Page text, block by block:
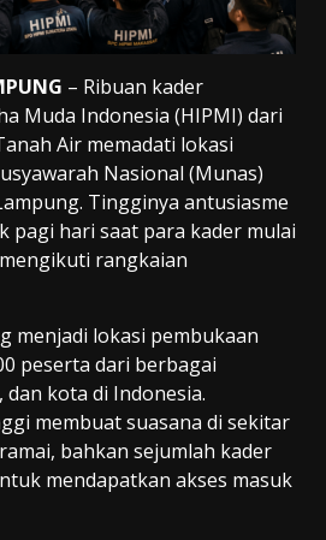
– Ribuan kader
Muda Indonesia (HIPMI) dari
Air memadati lokasi
Nasional (Munas)
Tingginya antusiasme
pagi hari saat para kader mulai
rangkaian
menjadi lokasi pembukaan
peserta dari berbagai
kota di Indonesia.
membuat suasana di sekitar
bahkan sejumlah kader
mendapatkan akses masuk